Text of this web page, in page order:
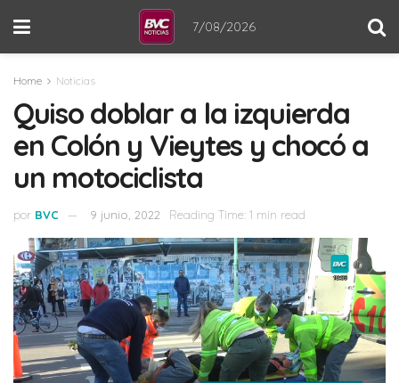
7/08/2026
Home Noticias
Quiso doblar a la izquierda
en Colón y Vieytes y chocó a
un motociclista
por BVC 9 junio, 2022 Reading Time: 1 min read